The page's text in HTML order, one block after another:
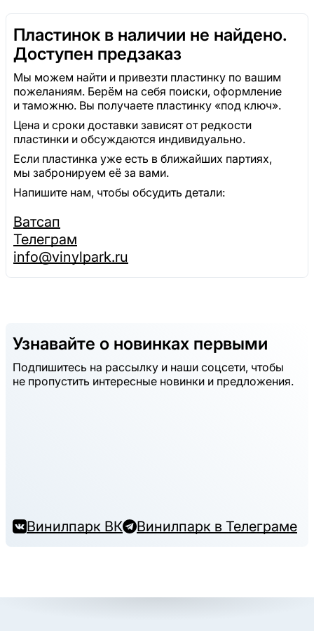
Пластинок в наличии не найдено.
Доступен предзаказ
Мы можем найти и привезти пластинку по вашим
пожеланиям. Берём на себя поиски, оформление
и таможню. Вы получаете пластинку «под ключ».
Цена и сроки доставки зависят от редкости
пластинки и обсуждаются индивидуально.
Если пластинка уже есть в ближайших партиях,
мы забронируем её за вами.
Напишите нам, чтобы обсудить детали:
Ватсап
Телеграм
info@vinylpark.ru
Узнавайте о новинках первыми
Подпишитесь на рассылку и наши соцсети, чтобы
не пропустить интересные новинки и предложения.
Винилпарк ВК Винилпарк в Телеграме